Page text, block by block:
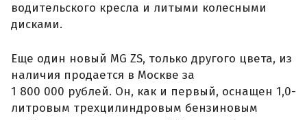
водительского кресла и литыми колесными
дисками.
Еще один новый MG ZS, только другого цвета, из
наличия продается в Москве за
1 800 000 рублей. Он, как и первый, оснащен 1,0-
литровым трехцилиндровым бензиновым